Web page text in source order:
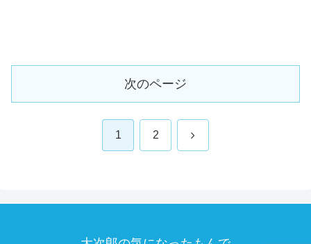
次のページ
1 2 次